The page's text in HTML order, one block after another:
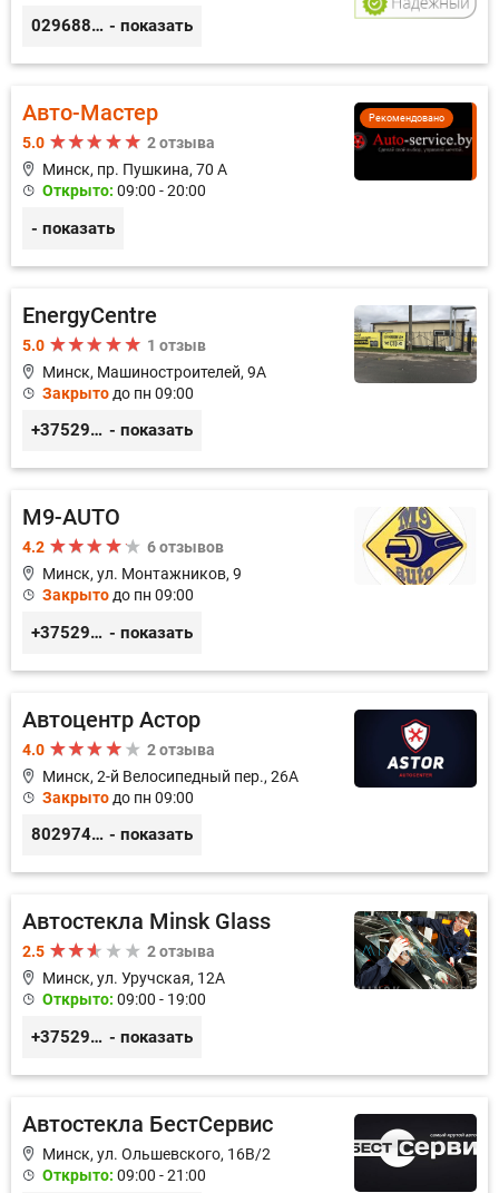
0296889898 - показать
Рекомендовано
Авто-Мастер
5.0
2 отзыва
Минск, пр. Пушкина, 70 А
Открыто: 09:00 - 20:00
- показать
EnergyCentre
5.0
1 отзыв
Минск, Машиностроителей, 9A
Закрыто до пн 09:00
+375293857117 - показать
M9-AUTO
4.2
6 отзывов
Минск, ул. Монтажников, 9
Закрыто до пн 09:00
+375299395764 - показать
Автоцентр Астор
4.0
2 отзыва
Минск, 2-й Велосипедный пер., 26А
Закрыто до пн 09:00
80297417788 - показать
Автостекла Minsk Glass
2.5
2 отзыва
Минск, ул. Уручская, 12А
Открыто: 09:00 - 19:00
+375296020540 - показать
Автостекла БестСервис
Минск, ул. Ольшевского, 16В/2
Открыто: 09:00 - 21:00